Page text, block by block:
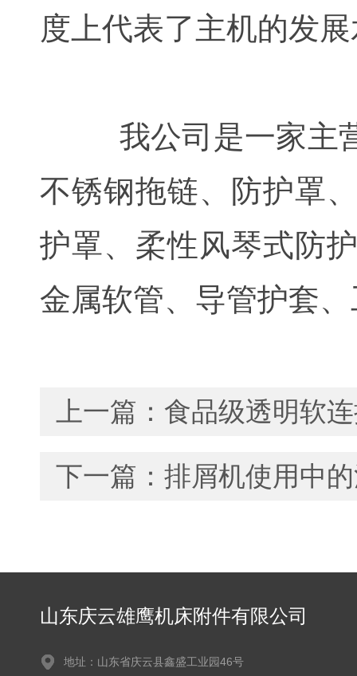
度上代表了主机的发
我公司是一家主营
不锈钢拖链、防护罩
护罩、柔性风琴式防
金属软管、导管护套
上一篇： 食品级透明软
下一篇： 排屑机使用中
山东庆云雄鹰机床附件有限公司
地址：山东省庆云县鑫盛工业园46号